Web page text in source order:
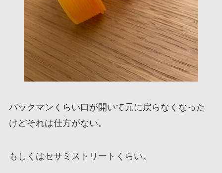
パックマンくらい口が開いて元に戻らなくなった
けどそれは仕方がない。
もしくはセサミストリートくらい。